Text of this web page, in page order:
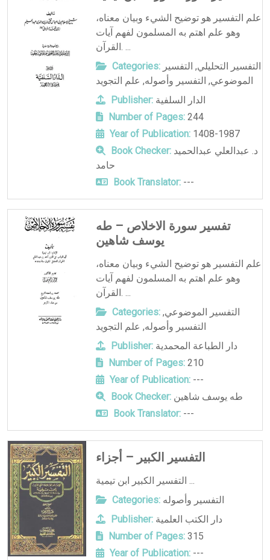
علم التفسير هو توضيح الشيء وبيان معناه،
وهو علم اهتم به المسلمون لفهم آيات
القرآن. ...
Categories:
التفسير التحليلي, التفسير
الموضوعي, التفسير وأصوله, علم التجويد
Publisher: الدار السلفية
Number of Pages:244
Year of Publication:1408-1987
Book Checker:د. عبدالعلي عبدالحميد
حامد
Book Translator:---
تفسير سورة الاخلاص – طه
يوسف شاهين
علم التفسير هو توضيح الشيء وبيان معناه،
وهو علم اهتم به المسلمون لفهم آيات
القرآن. ...
Categories: التفسير الموضوعي,
التفسير وأصوله, علم التجويد
Publisher: دار الطباعة المحمدية
Number of Pages:210
Year of Publication:---
Book Checker: طه يوسف شاهين
Book Translator:---
التفسير الكبير – أجزاء
التفسير الكبير ابن تيمية ...
Categories: التفسير وأصوله
Publisher: دار الكتب العلمية
Number of Pages:315
Year of Publication:---